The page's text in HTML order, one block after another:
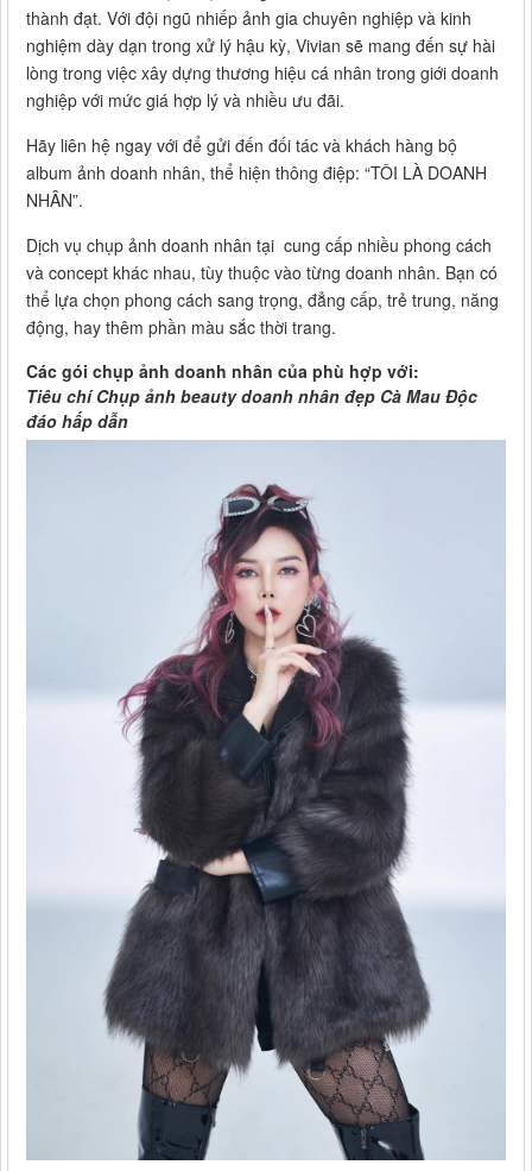
thành đạt. Với đội ngũ nhiếp ảnh gia chuyên nghiệp và kinh
nghiệm dày dạn trong xử lý hậu kỳ, Vivian sẽ mang đến sự hài
lòng trong việc xây dựng thương hiệu cá nhân trong giới doanh
nghiệp với mức giá hợp lý và nhiều ưu đãi.
Hãy liên hệ ngay với để gửi đến đối tác và khách hàng bộ
album ảnh doanh nhân, thể hiện thông điệp: “TÔI LÀ DOANH
NHÂN”.
Dịch vụ chụp ảnh doanh nhân tại cung cấp nhiều phong cách
và concept khác nhau, tùy thuộc vào từng doanh nhân. Bạn có
thể lựa chọn phong cách sang trọng, đẳng cấp, trẻ trung, năng
động, hay thêm phần màu sắc thời trang.
Các gói chụp ảnh doanh nhân của phù hợp với:
Tiêu chí Chụp ảnh beauty doanh nhân đẹp Cà Mau Độc
đáo hấp dẫn